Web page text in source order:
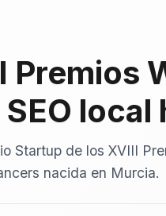
Premios
local
Startup de los XVIII
nacida en Murcia.